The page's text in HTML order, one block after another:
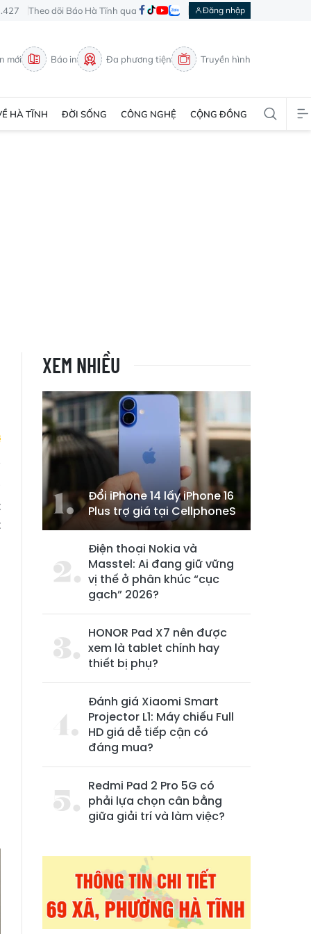
Theo dõi Báo Hà Tĩnh qua Đăng nhập
mới Báo in Đa phương tiện Truyền hình
HÀ TĨNH ĐỜI SỐNG CÔNG NGHỆ CỘNG ĐỒNG
XEM NHIỀU
Đổi iPhone 14 lấy iPhone 16
Plus trợ giá tại CellphoneS
Điện thoại Nokia và
Masstel: Ai đang giữ vững
vị thế ở phân khúc “cục
gạch” 2026?
HONOR Pad X7 nên được
xem là tablet chính hay
thiết bị phụ?
Đánh giá Xiaomi Smart
Projector L1: Máy chiếu Full
HD giá dễ tiếp cận có
đáng mua?
Redmi Pad 2 Pro 5G có
phải lựa chọn cân bằng
giữa giải trí và làm việc?